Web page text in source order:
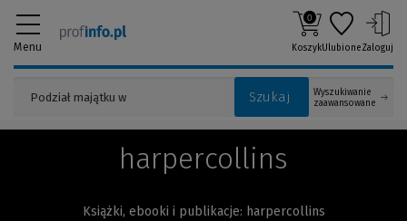
Menu
Szukaj
Wyszukiwanie
zaawansowane
0
KoszykUlubioneZaloguj
harpercollins
Książki, ebooki i publikacje: harpercollins